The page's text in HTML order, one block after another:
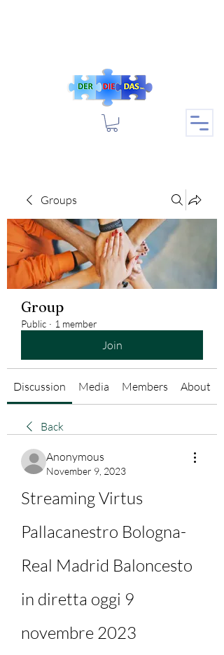
Groups
Group
Public · 1 member
Join
Discussion Media Members About
Back
Anonymous
November 9, 2023
Streaming Virtus
Pallacanestro Bologna-
Real Madrid Baloncesto
in diretta oggi 9
novembre 2023